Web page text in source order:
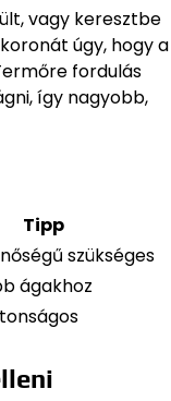
vagy keresztbe
úgy, hogy a
fordulás
így nagyobb,
Tipp
szükséges
ágakhoz